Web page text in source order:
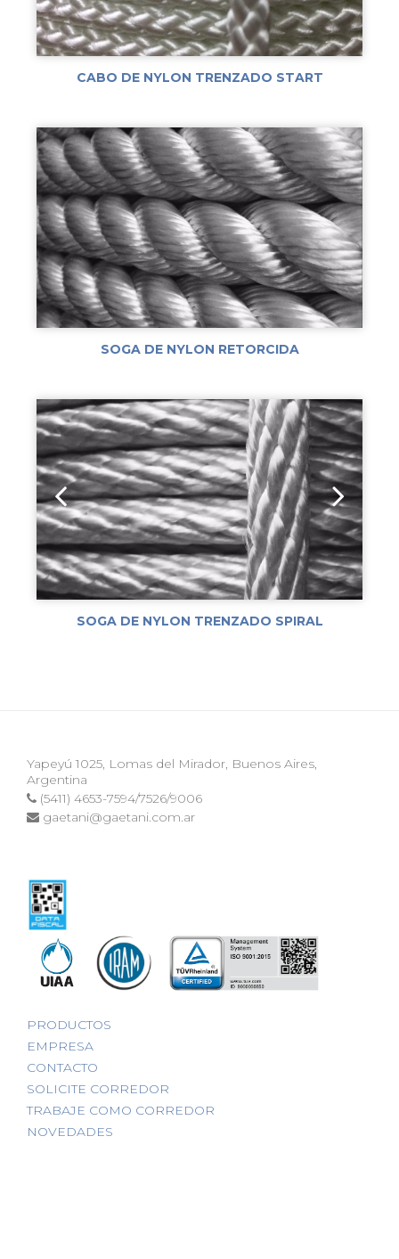
CABO DE NYLON TRENZADO START
SOGA DE NYLON RETORCIDA
SOGA DE NYLON TRENZADO SPIRAL
Yapeyú 1025, Lomas del Mirador, Buenos Aires,
Argentina
(5411) 4653-7594/7526/9006
gaetani@gaetani.com.ar
PRODUCTOS
EMPRESA
CONTACTO
SOLICITE CORREDOR
TRABAJE COMO CORREDOR
NOVEDADES